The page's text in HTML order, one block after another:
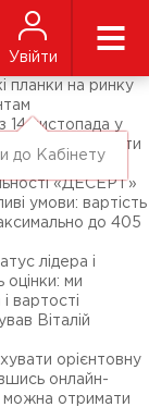
Увійти
до Кабінету
планки на ринку
14 листопада у
можна отримати
«ДЕСЕРТ»
умови: вартість
до 405
лідера і
оцінки: ми
вартості
Віталій
орієнтовну
онлайн-
можна отримати